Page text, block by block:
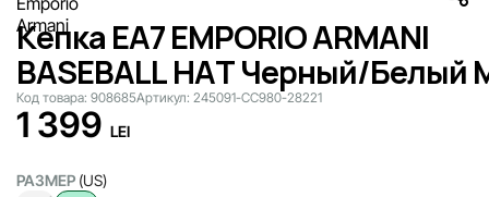
Кепка EA7 EMPORIO ARMANI
BASEBALL HAT Черный/Белый
Код товара: 908685Артикул: 245091-CC980-28221
1 399 LEI
РАЗМЕР (US)